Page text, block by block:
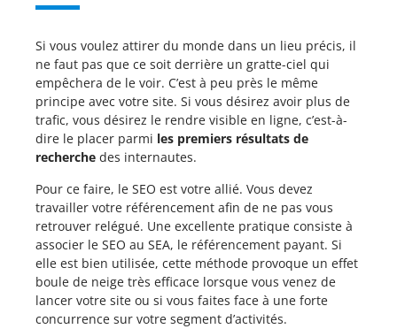
Si vous voulez attirer du monde dans un lieu précis, il
ne faut pas que ce soit derrière un gratte-ciel qui
empêchera de le voir. C’est à peu près le même
principe avec votre site. Si vous désirez avoir plus de
trafic, vous désirez le rendre visible en ligne, c’est-à-
dire le placer parmi les premiers résultats de
recherche des internautes.
Pour ce faire, le SEO est votre allié. Vous devez
travailler votre référencement afin de ne pas vous
retrouver relégué. Une excellente pratique consiste à
associer le SEO au SEA, le référencement payant. Si
elle est bien utilisée, cette méthode provoque un effet
boule de neige très efficace lorsque vous venez de
lancer votre site ou si vous faites face à une forte
concurrence sur votre segment d’activités.